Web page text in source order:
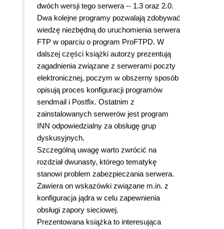
dwóch wersji tego serwera -- 1.3 oraz 2.0.
Dwa kolejne programy pozwalają zdobywać
wiedzę niezbędną do uruchomienia serwera
FTP w oparciu o program ProFTPD. W
dalszej części książki autorzy prezentują
zagadnienia związane z serwerami poczty
elektronicznej, poczym w obszerny sposób
opisują proces konfiguracji programów
sendmail i Postfix. Ostatnim z
zainstalowanych serwerów jest program
INN odpowiedzialny za obsługę grup
dyskusyjnych.
Szczególną uwagę warto zwrócić na
rozdział dwunasty, którego tematykę
stanowi problem zabezpieczania serwera.
Zawiera on wskazówki związane m.in. z
konfiguracja jądra w celu zapewnienia
obsługi zapory sieciowej.
Prezentowana książka to interesująca